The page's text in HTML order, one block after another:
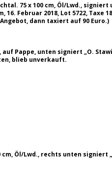
75 x 100 cm, Öl/Lwd., signiert
Februar 2018, Lot 5722, Taxe
dann taxiert auf 90 Euro.)
auf Pappe, unten signiert „O.
blieb unverkauft.
cm, Öl/Lwd., rechts unten signiert